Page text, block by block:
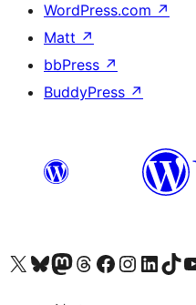
WordPress.com ↗
Matt ↗
bbPress ↗
BuddyPress ↗
X(이전 트위터) 계정 방문하기블루스카이 계정 방문하기마스토돈 계정 방문하기스레드 계정 방문하기 페이스북 페이지 방문하기인스타그램 계정 방문하기 LinkedIn 계정 방문하기틱톡 계정 방문하기유튜브